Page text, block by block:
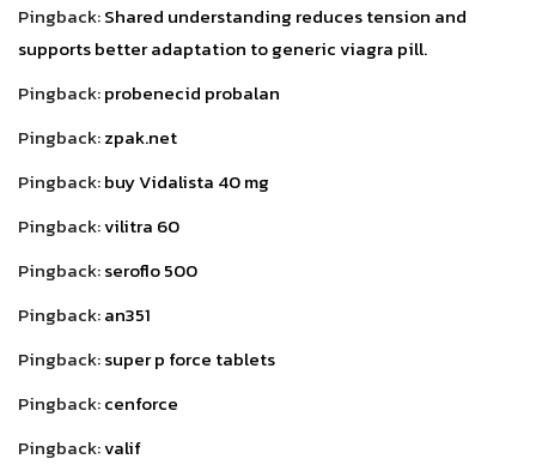
Pingback:Shared understanding reduces tension and
supports better adaptation to generic viagra pill.
Pingback:probenecid probalan
Pingback:zpak.net
Pingback:buy Vidalista 40 mg
Pingback:vilitra 60
Pingback:seroflo 500
Pingback:an351
Pingback:super p force tablets
Pingback:cenforce
Pingback:valif